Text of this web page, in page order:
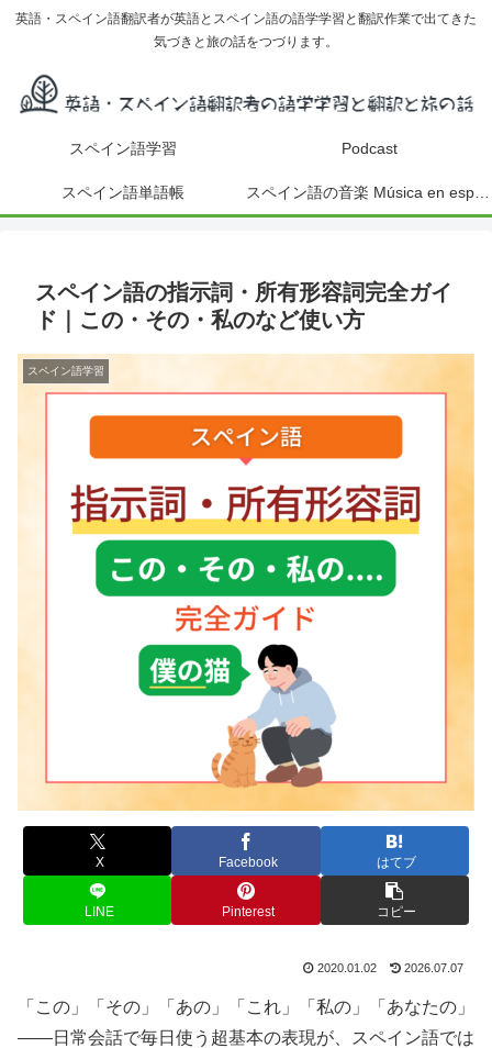
英語・スペイン語翻訳者が英語とスペイン語の語学学習と翻訳作業で出てきた
気づきと旅の話をつづります。
スペイン語学習 Podcast
スペイン語単語帳
スペイン語の指示詞・所有形容詞完全ガイ
ド｜この・その・私のなど使い方
スペイン語学習
X Facebook はてブ
LINE Pinterest コピー
2020.01.02 2026.07.07
「この」「その」「あの」「これ」「私の」「あなたの」
——日常会話で毎日使う超基本の表現が、スペイン語では